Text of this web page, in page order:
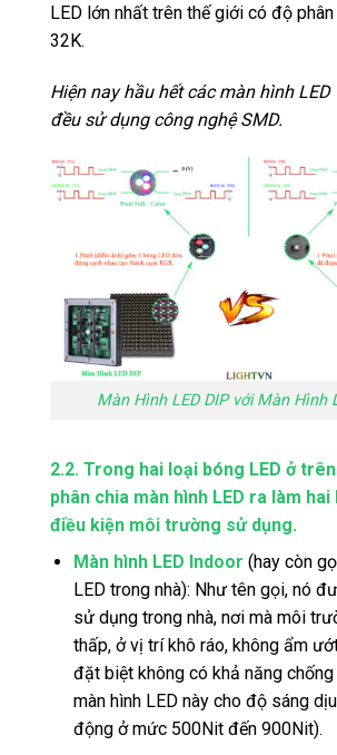
LED lớn nhất trên thế giới có độ
32K.
Hiện nay hầu hết các màn hình
đều sử dụng công nghệ SMD.
Màn Hình LED DIP với Màn Hình
2.2. Trong hai loại bóng LED ở
phân chia màn hình LED ra làm
điều kiện môi trường sử dụng.
Màn hình LED Indoor (hay còn
LED trong nhà): Như tên gọi, nó
sử dụng trong nhà, nơi mà môi
thấp, ở vị trí khô ráo, không ẩm
đặt biệt không có khả năng
màn hình LED này cho độ sáng
động ở mức 500Nit đến 900Nit).